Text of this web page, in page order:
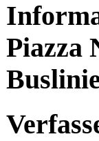
Piazza